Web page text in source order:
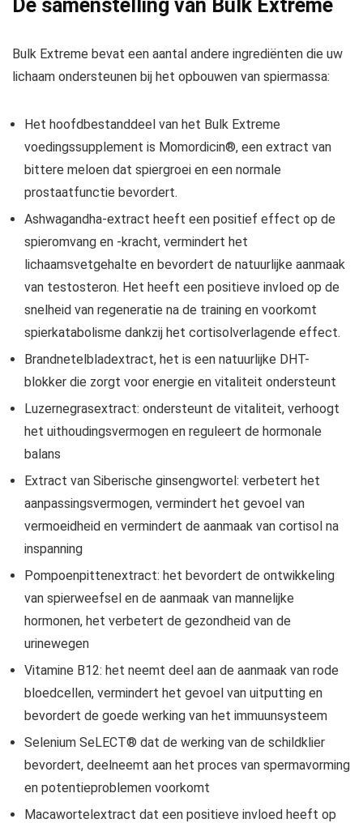
De samenstelling van Bulk Extreme
Bulk Extreme bevat een aantal andere ingrediënten die uw
lichaam ondersteunen bij het opbouwen van spiermassa:
Het hoofdbestanddeel van het Bulk Extreme
voedingssupplement is Momordicin®, een extract van
bittere meloen dat spiergroei en een normale
prostaatfunctie bevordert.
Ashwagandha-extract heeft een positief effect op de
spieromvang en -kracht, vermindert het
lichaamsvetgehalte en bevordert de natuurlijke aanmaak
van testosteron. Het heeft een positieve invloed op de
snelheid van regeneratie na de training en voorkomt
spierkatabolisme dankzij het cortisolverlagende effect.
Brandnetelbladextract, het is een natuurlijke DHT-
blokker die zorgt voor energie en vitaliteit ondersteunt
Luzernegrasextract: ondersteunt de vitaliteit, verhoogt
het uithoudingsvermogen en reguleert de hormonale
balans
Extract van Siberische ginsengwortel: verbetert het
aanpassingsvermogen, vermindert het gevoel van
vermoeidheid en vermindert de aanmaak van cortisol na
inspanning
Pompoenpittenextract: het bevordert de ontwikkeling
van spierweefsel en de aanmaak van mannelijke
hormonen, het verbetert de gezondheid van de
urinewegen
Vitamine B12: het neemt deel aan de aanmaak van rode
bloedcellen, vermindert het gevoel van uitputting en
bevordert de goede werking van het immuunsysteem
Selenium SeLECT® dat de werking van de schildklier
bevordert, deelneemt aan het proces van spermavorming
en potentieproblemen voorkomt
Macawortelextract dat een positieve invloed heeft op